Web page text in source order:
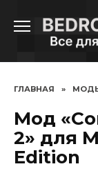
содержанию
ГЛАВНАЯ »
Мод
2» для
Edition